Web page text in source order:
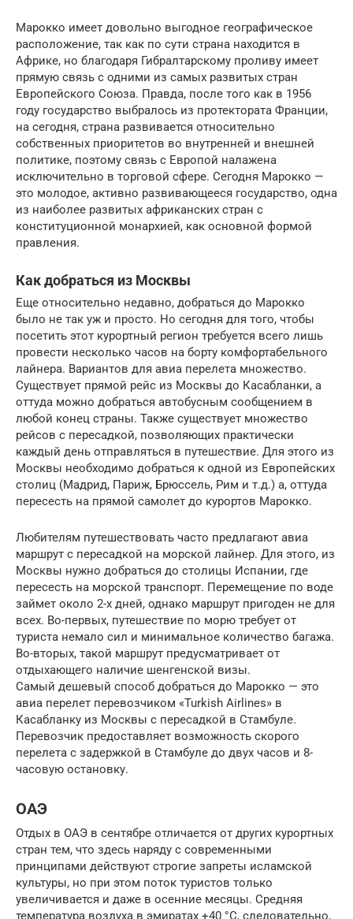
Марокко имеет довольно выгодное географическое
расположение, так как по сути страна находится в
Африке, но благодаря Гибралтарскому проливу имеет
прямую связь с одними из самых развитых стран
Европейского Союза. Правда, после того как в 1956
году государство выбралось из протектората Франции,
на сегодня, страна развивается относительно
собственных приоритетов во внутренней и внешней
политике, поэтому связь с Европой налажена
исключительно в торговой сфере. Сегодня Марокко —
это молодое, активно развивающееся государство, одна
из наиболее развитых африканских стран с
конституционной монархией, как основной формой
правления.
Как добраться из Москвы
Еще относительно недавно, добраться до Марокко
было не так уж и просто. Но сегодня для того, чтобы
посетить этот курортный регион требуется всего лишь
провести несколько часов на борту комфортабельного
лайнера. Вариантов для авиа перелета множество.
Существует прямой рейс из Москвы до Касабланки, а
оттуда можно добраться автобусным сообщением в
любой конец страны. Также существует множество
рейсов с пересадкой, позволяющих практически
каждый день отправляться в путешествие. Для этого из
Москвы необходимо добраться к одной из Европейских
столиц (Мадрид, Париж, Брюссель, Рим и т.д.) а, оттуда
пересесть на прямой самолет до курортов Марокко.
Любителям путешествовать часто предлагают авиа
маршрут с пересадкой на морской лайнер. Для этого, из
Москвы нужно добраться до столицы Испании, где
пересесть на морской транспорт. Перемещение по воде
займет около 2-х дней, однако маршрут пригоден не для
всех. Во-первых, путешествие по морю требует от
туриста немало сил и минимальное количество багажа.
Во-вторых, такой маршрут предусматривает от
отдыхающего наличие шенгенской визы.
Самый дешевый способ добраться до Марокко — это
авиа перелет перевозчиком «Turkish Airlines» в
Касабланку из Москвы с пересадкой в Стамбуле.
Перевозчик предоставляет возможность скорого
перелета с задержкой в Стамбуле до двух часов и 8-
часовую остановку.
ОАЭ
Отдых в ОАЭ в сентябре отличается от других курортных
стран тем, что здесь наряду с современными
принципами действуют строгие запреты исламской
культуры, но при этом поток туристов только
увеличивается и даже в осенние месяцы. Средняя
температура воздуха в эмиратах +40 °C, следовательно,